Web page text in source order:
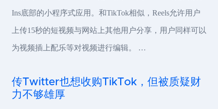
Ins底部的小程序式应用。和TikTok相似，Reels允许用户
上传15秒的短视频与网站上其他用户分享，用户同样可以
为视频插上配乐等对视频进行编辑。 …
传Twitter也想收购TikTok，但被质疑财
力不够雄厚